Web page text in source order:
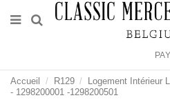
Accueil R129
Logement Intérieur
- 1298200001 -1298200501